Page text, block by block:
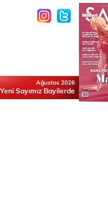
Ağustos 2026
Yeni Sayımız Bayilerde